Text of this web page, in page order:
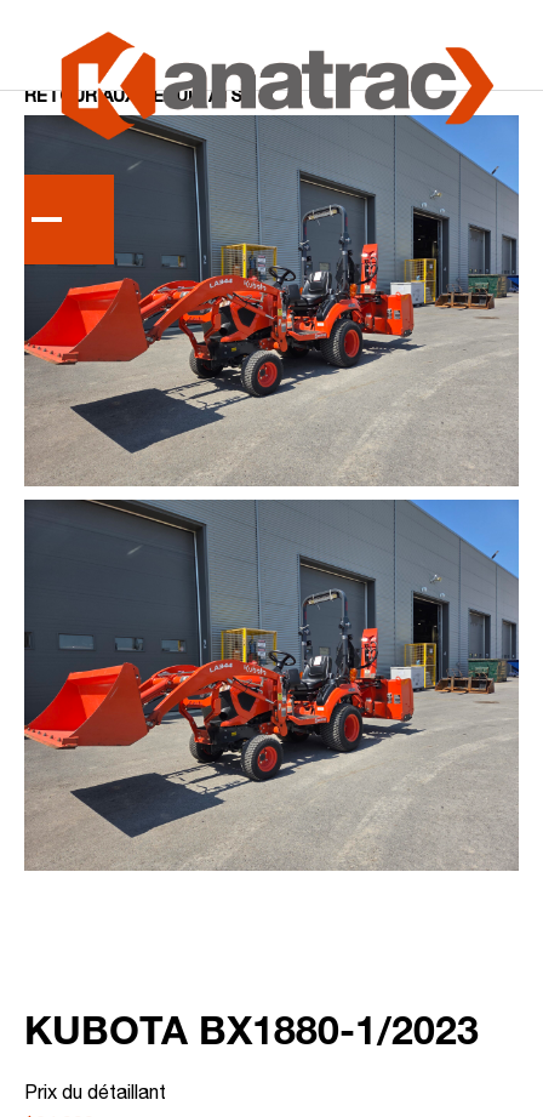
Tracteurs
RETOUR AUX RÉSULTATS
KUBOTA BX1880-1/2023
Prix du détaillant